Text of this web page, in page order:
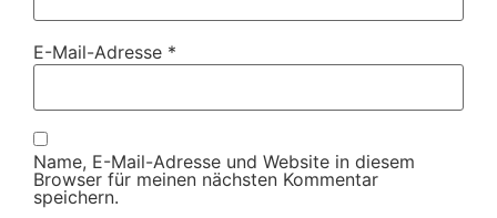
E-Mail-Adresse *
Name, E-Mail-Adresse und Website in diesem
Browser für meinen nächsten Kommentar
speichern.